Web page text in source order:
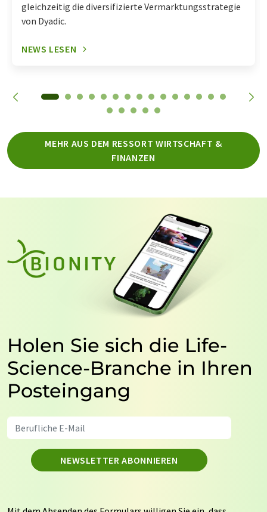
gleichzeitig die diversifizierte Vermarktungsstrategie
von Dyadic.
NEWS LESEN
MEHR AUS DEM RESSORT WIRTSCHAFT &
FINANZEN
Holen Sie sich die Life-
Science-Branche in Ihren
Posteingang
NEWSLETTER ABONNIEREN